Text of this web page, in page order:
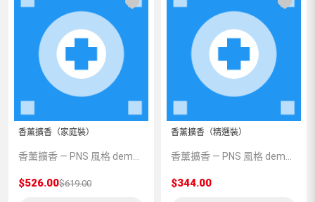
香薰擴香（家庭裝）
香薰擴香 — PNS 風格 demo 占位商品，方便首頁與分類頁版位演示，上線前由業務替換為真實 SKU。
$526.00$619.00
香薰擴香（精選裝）
香薰擴香 — PNS 風格 demo 占位商品，方便首頁與分類頁版位演示，上線前由業務替換為真實 SKU。
$344.00